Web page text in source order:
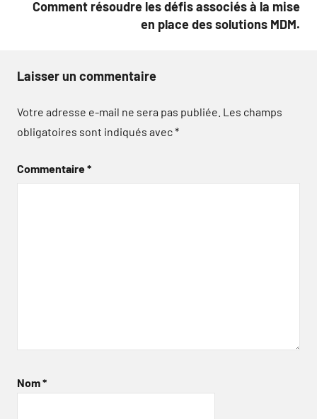
Comment résoudre les défis associés à la mise
en place des solutions MDM.
Laisser un commentaire
Votre adresse e-mail ne sera pas publiée. Les champs
obligatoires sont indiqués avec*
Commentaire*
Nom*